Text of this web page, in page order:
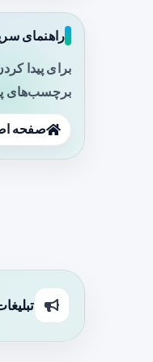
راهنمای
برای پیدا
برچسب‌های
صفحه